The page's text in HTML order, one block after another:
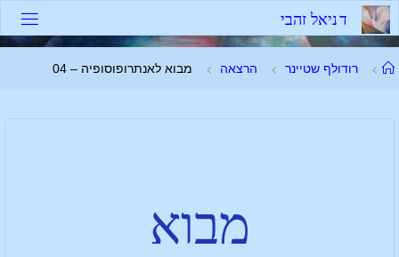
דניאל זהבי
רודולף שטיינר הרצאה מבוא לאנתרופוסופיה – 04
מבוא